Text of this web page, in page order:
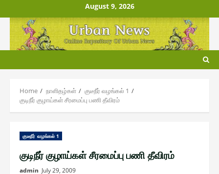
to
content
August 9, 2026
Home நாளிதழ்௧ள்
குடீநீர் வழங்௧ல் 1
குடிநீர் குழாய்கள் சீரமைப்பு பணி தீவிரம்
குடீநீர் வழங்௧ல் 1
குடிநீர் குழாய்கள் சீரமைப்பு பணி தீவிரம்
admin July 29, 2009